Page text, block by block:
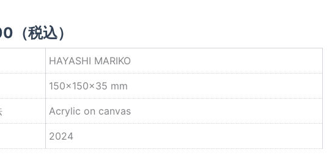
（税込）
HAYASHI MARIKO
150×150×35 mm
Acrylic on canvas
2024